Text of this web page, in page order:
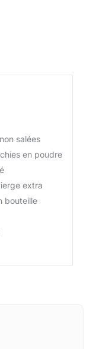
salées
en poudre
extra
bouteille